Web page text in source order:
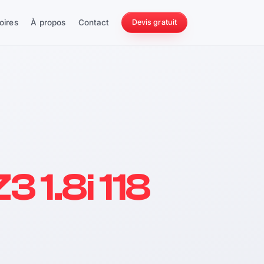
À propos Contact Devis gratuit
1.8i 118